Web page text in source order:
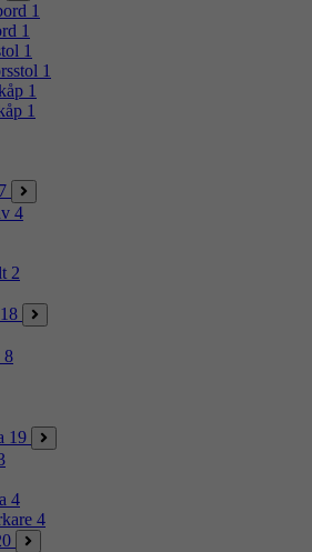
1
1
1
1
1
1
4
2
18
8
19
4
4